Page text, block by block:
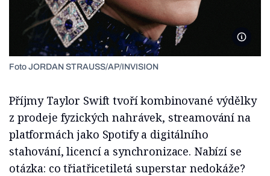
Foto JORDAN STRAUSS/AP/INVISION
Příjmy Taylor Swift tvoří kombinované výdělky
z prodeje fyzických nahrávek, streamování na
platformách jako Spotify a digitálního
stahování, licencí a synchronizace. Nabízí se
otázka: co třiatřicetiletá superstar nedokáže?